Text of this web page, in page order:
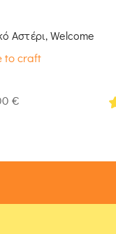
Αστέρι, Welcome
to craft
€